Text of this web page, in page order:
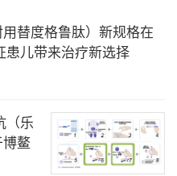
，有30例患者既往以
中76.7%（23/30）获得
得MMR；在既往接受
MMR。
治疗时间16.0（1-18）个
替度格鲁肽）新规格在
患儿带来治疗新选择
（乐
鳌